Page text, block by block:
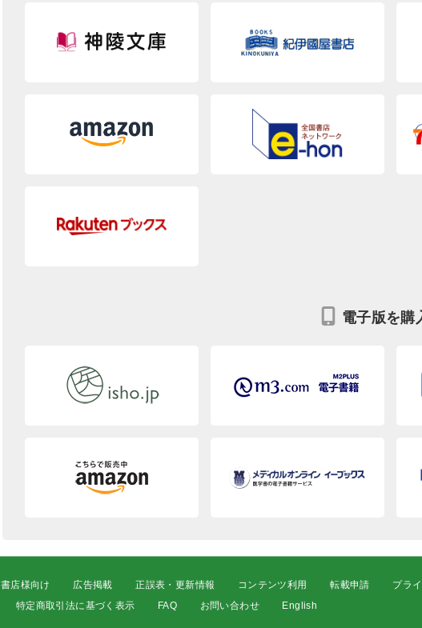
電子版を購
書店様向け 広告掲載 正誤表・更新情報 コンテンツ利用 転載申請 プラ
特定商取引法に基づく表示 FAQ お問い合わせ English